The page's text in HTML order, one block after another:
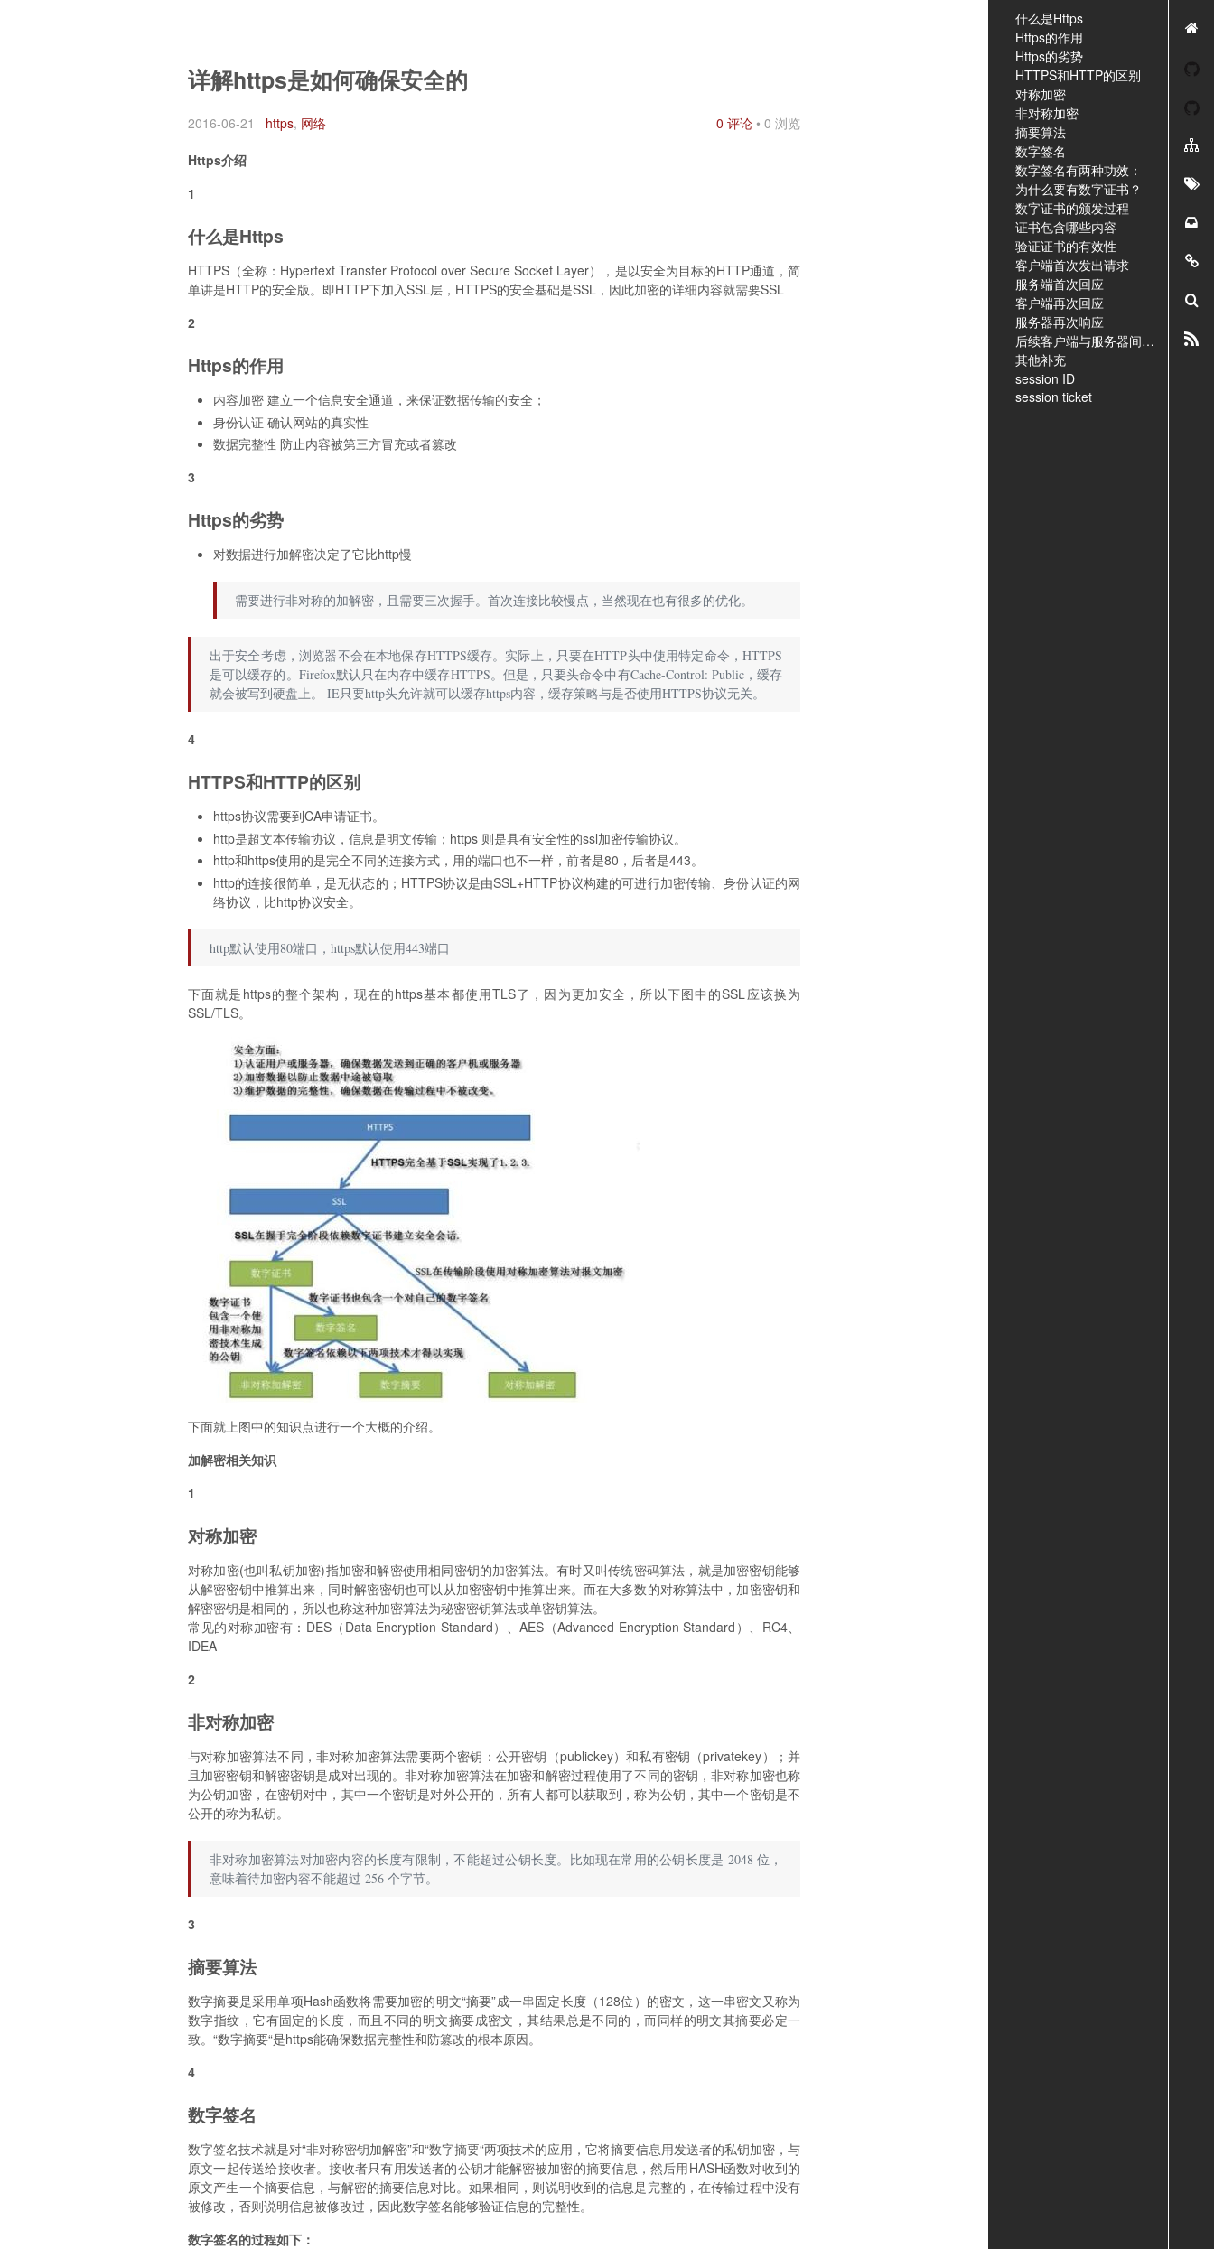
详解https是如何确保安全的
2016-06-21 https, 网络 0 评论 • 0 浏览
Https介绍
1
什么是Https
HTTPS（全称：Hypertext Transfer Protocol over Secure Socket Layer），是以安全为目标的HTTP通道，简
单讲是HTTP的安全版。即HTTP下加入SSL层，HTTPS的安全基础是SSL，因此加密的详细内容就需要SSL
2
Https的作用
内容加密 建立一个信息安全通道，来保证数据传输的安全；
身份认证 确认网站的真实性
数据完整性 防止内容被第三方冒充或者篡改
3
Https的劣势
对数据进行加解密决定了它比http慢
需要进行非对称的加解密，且需要三次握手。首次连接比较慢点，当然现在也有很多的优化。
出于安全考虑，浏览器不会在本地保存HTTPS缓存。实际上，只要在HTTP头中使用特定命令，HTTPS
是可以缓存的。Firefox默认只在内存中缓存HTTPS。但是，只要头命令中有Cache-Control: Public，缓存
就会被写到硬盘上。 IE只要http头允许就可以缓存https内容，缓存策略与是否使用HTTPS协议无关。
4
HTTPS和HTTP的区别
https协议需要到CA申请证书。
http是超文本传输协议，信息是明文传输；https 则是具有安全性的ssl加密传输协议。
http和https使用的是完全不同的连接方式，用的端口也不一样，前者是80，后者是443。
http的连接很简单，是无状态的；HTTPS协议是由SSL+HTTP协议构建的可进行加密传输、身份认证的网
络协议，比http协议安全。
http默认使用80端口，https默认使用443端口
下面就是https的整个架构，现在的https基本都使用TLS了，因为更加安全，所以下图中的SSL应该换为
SSL/TLS。
下面就上图中的知识点进行一个大概的介绍。
加解密相关知识
1
对称加密
对称加密(也叫私钥加密)指加密和解密使用相同密钥的加密算法。有时又叫传统密码算法，就是加密密钥能够
从解密密钥中推算出来，同时解密密钥也可以从加密密钥中推算出来。而在大多数的对称算法中，加密密钥和
解密密钥是相同的，所以也称这种加密算法为秘密密钥算法或单密钥算法。
常见的对称加密有：DES（Data Encryption Standard）、AES（Advanced Encryption Standard）、RC4、
IDEA
2
非对称加密
与对称加密算法不同，非对称加密算法需要两个密钥：公开密钥（publickey）和私有密钥（privatekey）；并
且加密密钥和解密密钥是成对出现的。非对称加密算法在加密和解密过程使用了不同的密钥，非对称加密也称
为公钥加密，在密钥对中，其中一个密钥是对外公开的，所有人都可以获取到，称为公钥，其中一个密钥是不
公开的称为私钥。
非对称加密算法对加密内容的长度有限制，不能超过公钥长度。比如现在常用的公钥长度是 2048 位，
意味着待加密内容不能超过 256 个字节。
3
摘要算法
数字摘要是采用单项Hash函数将需要加密的明文“摘要”成一串固定长度（128位）的密文，这一串密文又称为
数字指纹，它有固定的长度，而且不同的明文摘要成密文，其结果总是不同的，而同样的明文其摘要必定一
致。“数字摘要“是https能确保数据完整性和防篡改的根本原因。
4
数字签名
数字签名技术就是对“非对称密钥加解密”和“数字摘要“两项技术的应用，它将摘要信息用发送者的私钥加密，与
原文一起传送给接收者。接收者只有用发送者的公钥才能解密被加密的摘要信息，然后用HASH函数对收到的
原文产生一个摘要信息，与解密的摘要信息对比。如果相同，则说明收到的信息是完整的，在传输过程中没有
被修改，否则说明信息被修改过，因此数字签名能够验证信息的完整性。
数字签名的过程如下：
什么是Https
Https的作用
Https的劣势
HTTPS和HTTP的区别
对称加密
非对称加密
摘要算法
数字签名
数字签名有两种功效：
为什么要有数字证书？
数字证书的颁发过程
证书包含哪些内容
验证证书的有效性
客户端首次发出请求
服务端首次回应
客户端再次回应
服务器再次响应
后续客户端与服务器间通信
其他补充
session ID
session ticket